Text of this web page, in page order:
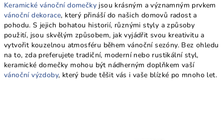
Keramické vánoční domečky jsou krásným a významným prvkem
vánoční dekorace, který přináší do našich domovů radost a
pohodu. S jejich bohatou historií, různými styly a způsoby
použití, jsou skvělým způsobem, jak vyjádřit svou kreativitu a
vytvořit kouzelnou atmosféru během vánoční sezóny. Bez ohledu
na to, zda preferujete tradiční, moderní nebo rustikální styl,
keramické domečky mohou být nádherným doplňkem vaší
vánoční výzdoby, který bude těšit vás i vaše blízké po mnoho let.